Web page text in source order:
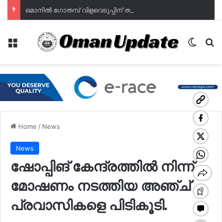
Menu
Home / News
News
ഷോപ്പിങ് കേന്ദ്രത്തില്‍ നിന്ന്
മോഷണം നടത്തിയ അഞ്ച്
പ്രവാസികളെ പിടികൂടി.